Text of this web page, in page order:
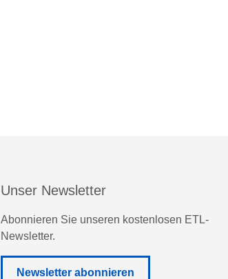
Unser Newsletter
Abonnieren Sie unseren kostenlosen ETL-
Newsletter.
Newsletter abonnieren